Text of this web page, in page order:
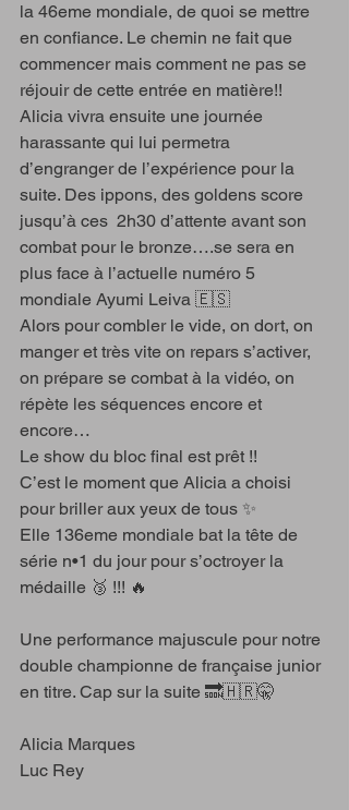
la 46eme mondiale, de quoi se mettre
en confiance. Le chemin ne fait que
commencer mais comment ne pas se
réjouir de cette entrée en matière!!
Alicia vivra ensuite une journée
harassante qui lui permetra
d’engranger de l’expérience pour la
suite. Des ippons, des goldens score
jusqu’à ces  2h30 d’attente avant son
combat pour le bronze….se sera en
plus face à l’actuelle numéro 5
mondiale Ayumi Leiva 🇪🇸
Alors pour combler le vide, on dort, on
manger et très vite on repars s’activer,
on prépare se combat à la vidéo, on
répète les séquences encore et
encore…
Le show du bloc final est prêt !!
C’est le moment que Alicia a choisi
pour briller aux yeux de tous ✨
Elle 136eme mondiale bat la tête de
série n•1 du jour pour s’octroyer la
médaille 🥉 !!! 🔥
Une performance majuscule pour notre
double championne de française junior
en titre. Cap sur la suite 🔜🇭🇷🤫
Alicia Marques
Luc Rey